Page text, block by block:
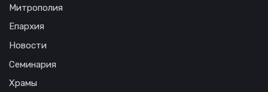
Митрополия
Епархия
Новости
Семинария
Храмы